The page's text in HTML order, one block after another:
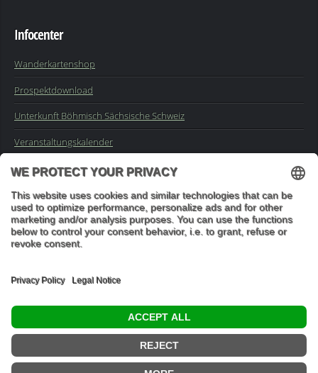
Infocenter
Wanderkartenshop
Prospektdownload
Unterkunft Böhmisch Sächsische Schweiz
Veranstaltungskalender
Impressum
Buchungsanfrage
"In den Wäldern sind Dinge, über die nachzudenken man jahrelang
im Moos liegen könnte." (Franz Kafka)